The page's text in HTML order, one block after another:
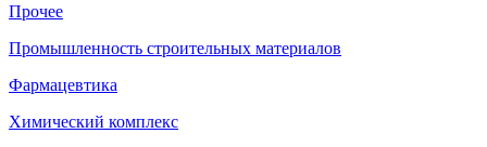
Прочее
Промышленность строительных материалов
Фармацевтика
Химический комплекс